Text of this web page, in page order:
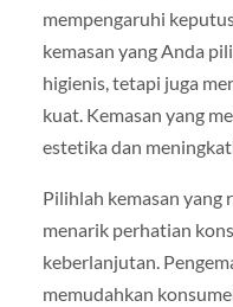
mempengaruhi
kemasan yang Anda
higienis, tetapi juga
kuat. Kemasan yang
estetika dan
Pilihlah kemasan yang
menarik perhatian
keberlanjutan.
memudahkan